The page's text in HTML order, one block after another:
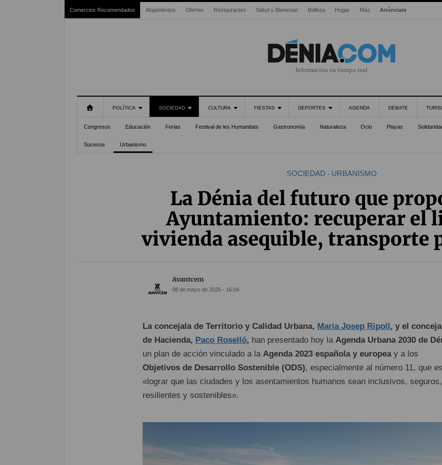
Comercios Recomendados Alojamientos Ofertas Restaurantes Salud y Bienestar Belleza Hogar Más Anúnciate
Información en tiempo real
POLÍTICA SOCIEDAD CULTURA FIESTAS DEPORTES AGENDA DEBATE
Congresos Educación Ferias Festival de les Humanitats Gastronomía Naturaleza Ocio Playas
Sucesos Urbanismo
SOCIEDAD - URBANISMO
La Dénia del futuro que
Ayuntamiento: recuperar el
vivienda asequible, transporte
Avantcem
08 de mayo de 2025 - 16:04
La concejala de Territorio y Calidad Urbana, Maria Josep Ripoll, y el
de Hacienda, Paco Roselló, han presentado hoy la Agenda Urbana 2030 de
un plan de acción vinculado a la Agenda 2023 española y europeay a los
Objetivos de Desarrollo Sostenible (ODS), especialmente al número 11, que es
«lograr que las ciudades y los asentamientos humanos sean inclusivos, seguros,
resilientes y sostenibles».